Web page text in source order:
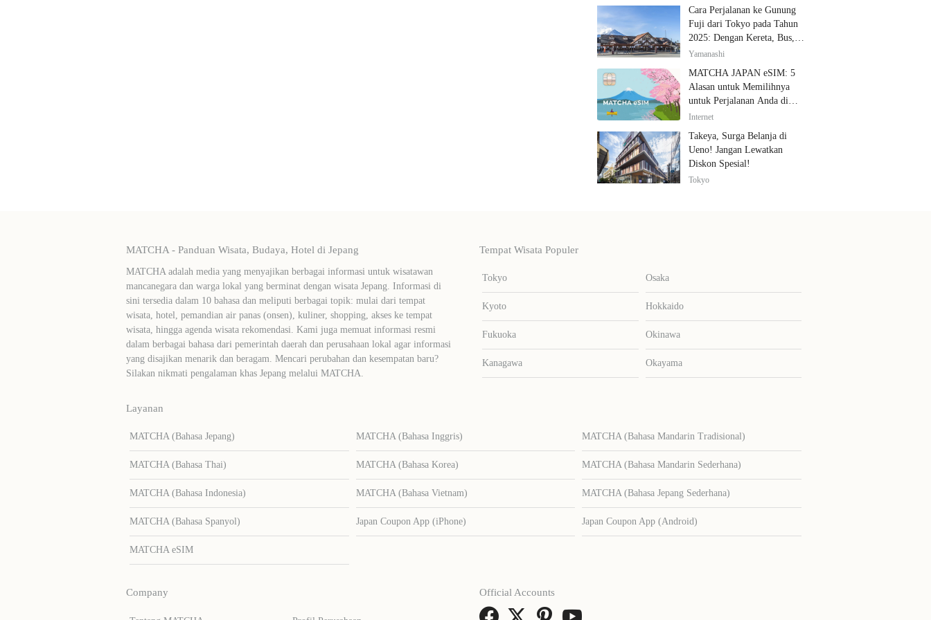
Cara Perjalanan ke Gunung
Fuji dari Tokyo pada Tahun
2025: Dengan Kereta, Bus,
dan Mobil
Yamanashi
MATCHA JAPAN eSIM: 5
Alasan untuk Memilihnya
untuk Perjalanan Anda di
Jepang
Internet
Takeya, Surga Belanja di
Ueno! Jangan Lewatkan
Diskon Spesial!
Tokyo
MATCHA - Panduan Wisata, Budaya, Hotel di Jepang
MATCHA adalah media yang menyajikan berbagai informasi untuk wisatawan
mancanegara dan warga lokal yang berminat dengan wisata Jepang. Informasi di
sini tersedia dalam 10 bahasa dan meliputi berbagai topik: mulai dari tempat
wisata, hotel, pemandian air panas (onsen), kuliner, shopping, akses ke tempat
wisata, hingga agenda wisata rekomendasi. Kami juga memuat informasi resmi
dalam berbagai bahasa dari pemerintah daerah dan perusahaan lokal agar informasi
yang disajikan menarik dan beragam. Mencari perubahan dan kesempatan baru?
Silakan nikmati pengalaman khas Jepang melalui MATCHA.
Tempat Wisata Populer
Tokyo Osaka
Kyoto Hokkaido
Fukuoka Okinawa
Kanagawa Okayama
Layanan
MATCHA (Bahasa Jepang) MATCHA (Bahasa Inggris) MATCHA (Bahasa Mandarin Tradisional)
MATCHA (Bahasa Thai) MATCHA (Bahasa Korea) MATCHA (Bahasa Mandarin Sederhana)
MATCHA (Bahasa Indonesia) MATCHA (Bahasa Vietnam) MATCHA (Bahasa Jepang Sederhana)
MATCHA (Bahasa Spanyol) Japan Coupon App (iPhone) Japan Coupon App (Android)
MATCHA eSIM
Company Official Accounts